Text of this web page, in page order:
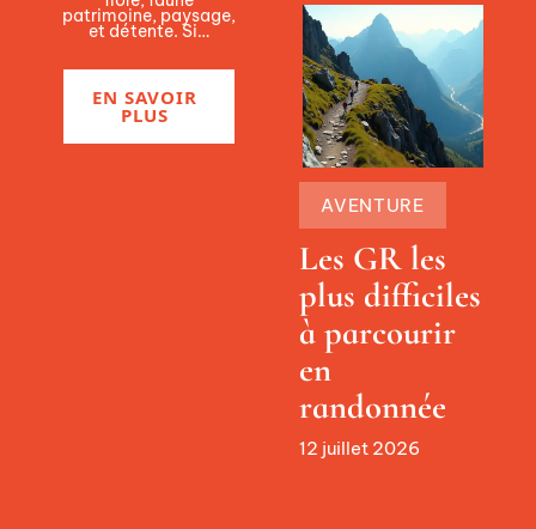
patrimoine, paysage,
et détente. Si…
EN SAVOIR
PLUS
AVENTURE
Les GR les
plus difficiles
à parcourir
en
randonnée
12 juillet 2026